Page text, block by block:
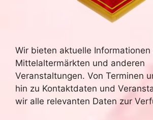
Wir bieten aktuelle Informationen
Mittelaltermärkten und anderen
Veranstaltungen. Von Terminen
hin zu Kontaktdaten und
wir alle relevanten Daten zur